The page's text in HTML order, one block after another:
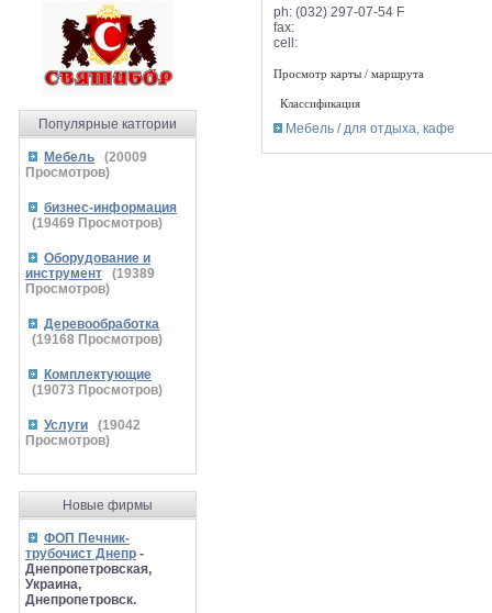
Популярные катгории
Мебель (20009
Просмотров)
бизнес-информация
(19469 Просмотров)
Оборудование и
инструмент
(19389
Просмотров)
Деревообработка
(19168 Просмотров)
Комплектующие
(19073 Просмотров)
Услуги (19042
Просмотров)
Новые фирмы
ФОП Печник-
трубочист Днепр -
Днепропетровская,
Украина,
Днепропетровск.
ph: (032) 297-07-54 F
fax:
cell:
Просмотр карты / маршрута
Классификация
Мебель / для отдыха, кафе